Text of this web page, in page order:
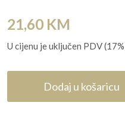
21,60 KM
U cijenu je uključen PDV
Dodaj u košaricu